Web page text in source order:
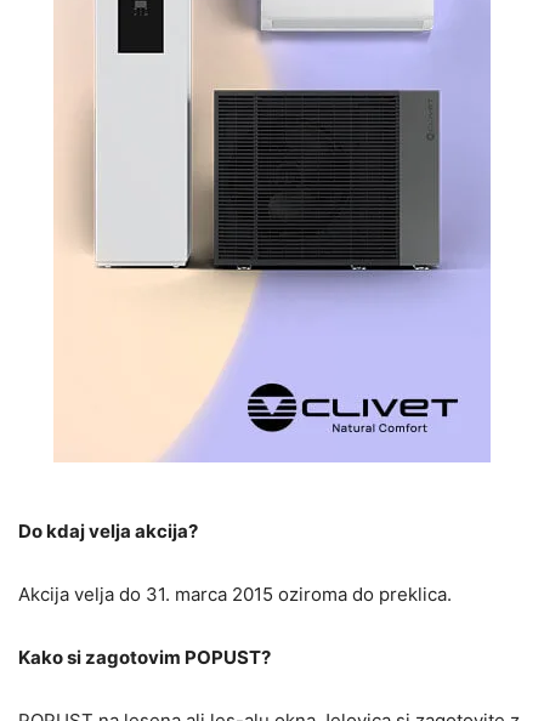
Do kdaj velja akcija?
Akcija velja do 31. marca 2015 oziroma do preklica.
Kako si zagotovim POPUST?